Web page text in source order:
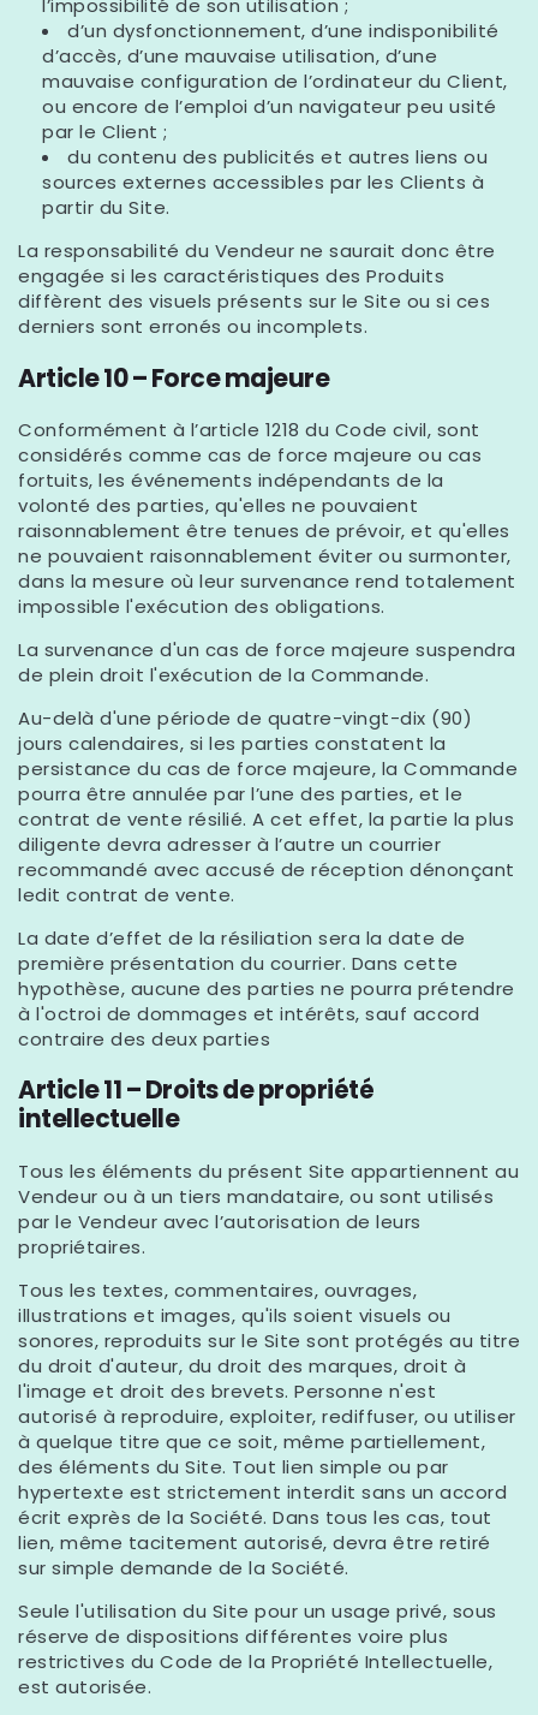
l’impossibilité de son utilisation ;
d’un dysfonctionnement, d’une indisponibilité
d’accès, d’une mauvaise utilisation, d’une
mauvaise configuration de l’ordinateur du Client,
ou encore de l’emploi d’un navigateur peu usité
par le Client ;
du contenu des publicités et autres liens ou
sources externes accessibles par les Clients à
partir du Site.
La responsabilité du Vendeur ne saurait donc être
engagée si les caractéristiques des Produits
diffèrent des visuels présents sur le Site ou si ces
derniers sont erronés ou incomplets.
Article 10 – Force majeure
Conformément à l’article 1218 du Code civil, sont
considérés comme cas de force majeure ou cas
fortuits, les événements indépendants de la
volonté des parties, qu'elles ne pouvaient
raisonnablement être tenues de prévoir, et qu'elles
ne pouvaient raisonnablement éviter ou surmonter,
dans la mesure où leur survenance rend totalement
impossible l'exécution des obligations.
La survenance d'un cas de force majeure suspendra
de plein droit l'exécution de la Commande.
Au-delà d'une période de quatre-vingt-dix (90)
jours calendaires, si les parties constatent la
persistance du cas de force majeure, la Commande
pourra être annulée par l’une des parties, et le
contrat de vente résilié. A cet effet, la partie la plus
diligente devra adresser à l’autre un courrier
recommandé avec accusé de réception dénonçant
ledit contrat de vente.
La date d’effet de la résiliation sera la date de
première présentation du courrier. Dans cette
hypothèse, aucune des parties ne pourra prétendre
à l'octroi de dommages et intérêts, sauf accord
contraire des deux parties
Article 11 – Droits de propriété
intellectuelle
Tous les éléments du présent Site appartiennent au
Vendeur ou à un tiers mandataire, ou sont utilisés
par le Vendeur avec l’autorisation de leurs
propriétaires.
Tous les textes, commentaires, ouvrages,
illustrations et images, qu'ils soient visuels ou
sonores, reproduits sur le Site sont protégés au titre
du droit d'auteur, du droit des marques, droit à
l'image et droit des brevets. Personne n'est
autorisé à reproduire, exploiter, rediffuser, ou utiliser
à quelque titre que ce soit, même partiellement,
des éléments du Site. Tout lien simple ou par
hypertexte est strictement interdit sans un accord
écrit exprès de la Société. Dans tous les cas, tout
lien, même tacitement autorisé, devra être retiré
sur simple demande de la Société.
Seule l'utilisation du Site pour un usage privé, sous
réserve de dispositions différentes voire plus
restrictives du Code de la Propriété Intellectuelle,
est autorisée.